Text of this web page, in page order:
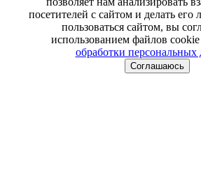
посетителей с сайтом и делать
пользоваться сайтом, вы
использованием файлов
обработки персональных
Соглашаюсь